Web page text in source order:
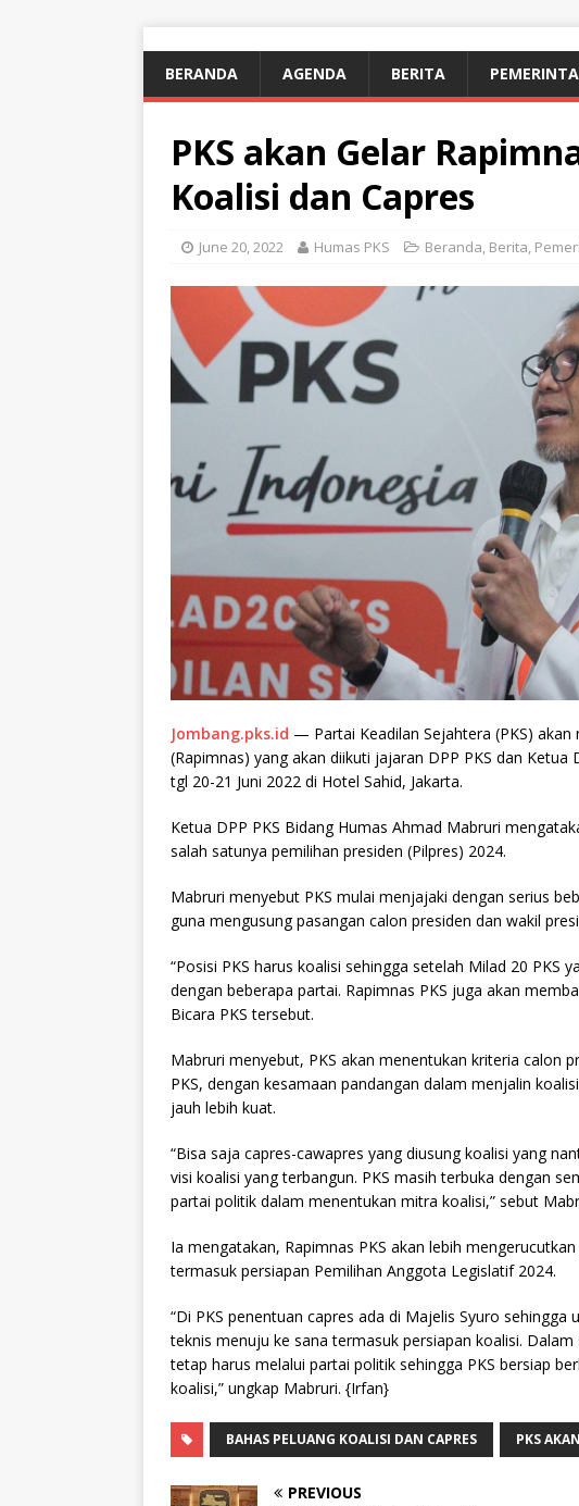
BERANDA AGENDA BERITA
PKS akan Gelar
Koalisi dan Capres
June 20, 2022 Humas PKS Beranda, Berita,
Jombang.pks.id — Partai Keadilan Sejahtera (PKS)
(Rapimnas) yang akan diikuti jajaran DPP PKS dan Ketua
tgl 20-21 Juni 2022 di Hotel Sahid, Jakarta.
Ketua DPP PKS Bidang Humas Ahmad Mabruri
salah satunya pemilihan presiden (Pilpres) 2024.
Mabruri menyebut PKS mulai menjajaki dengan serius
guna mengusung pasangan calon presiden dan wakil
“Posisi PKS harus koalisi sehingga setelah Milad 20 PKS
dengan beberapa partai. Rapimnas PKS juga akan
Bicara PKS tersebut.
Mabruri menyebut, PKS akan menentukan kriteria calon
PKS, dengan kesamaan pandangan dalam menjalin
jauh lebih kuat.
“Bisa saja capres-cawapres yang diusung koalisi yang
visi koalisi yang terbangun. PKS masih terbuka dengan
partai politik dalam menentukan mitra koalisi,” sebut
Ia mengatakan, Rapimnas PKS akan lebih
termasuk persiapan Pemilihan Anggota Legislatif 2024.
“Di PKS penentuan capres ada di Majelis Syuro
teknis menuju ke sana termasuk persiapan koalisi.
tetap harus melalui partai politik sehingga PKS bersiap
koalisi,” ungkap Mabruri. {Irfan}
BAHAS PELUANG KOALISI DAN CAPRES PKS
PREVIOUS